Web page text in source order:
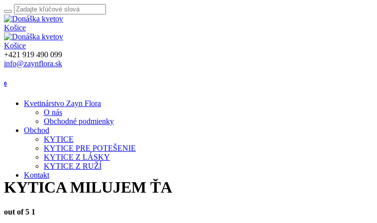
+421 919 490 099
info@zaynflora.sk
0
Kvetinárstvo Zayn Flora
O nás
Obchodné podmienky
Obchod
KYTICE
KYTICE PRE POTEŠENIE
KYTICE Z LÁSKY
KYTICE Z RUŽÍ
Kontakt
KYTICA MILUJEM ŤA
out of 5 1